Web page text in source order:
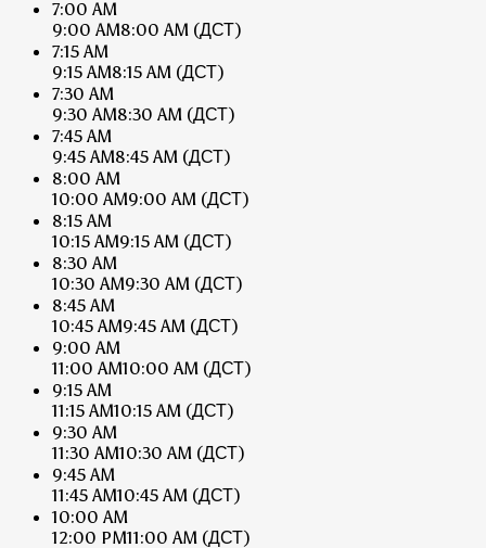
7:00 AM
9:00 AM8:00 AM (ДСТ)
7:15 AM
9:15 AM8:15 AM (ДСТ)
7:30 AM
9:30 AM8:30 AM (ДСТ)
7:45 AM
9:45 AM8:45 AM (ДСТ)
8:00 AM
10:00 AM9:00 AM (ДСТ)
8:15 AM
10:15 AM9:15 AM (ДСТ)
8:30 AM
10:30 AM9:30 AM (ДСТ)
8:45 AM
10:45 AM9:45 AM (ДСТ)
9:00 AM
11:00 AM10:00 AM (ДСТ)
9:15 AM
11:15 AM10:15 AM (ДСТ)
9:30 AM
11:30 AM10:30 AM (ДСТ)
9:45 AM
11:45 AM10:45 AM (ДСТ)
10:00 AM
12:00 PM11:00 AM (ДСТ)